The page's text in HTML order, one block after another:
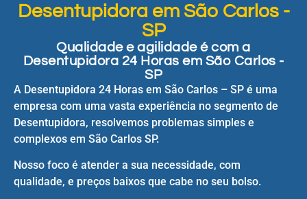
Desentupidora em São Carlos -
SP
Qualidade e agilidade é com a
Desentupidora 24 Horas em São Carlos -
SP
A Desentupidora 24 Horas em São Carlos – SP é uma
empresa com uma vasta experiência no segmento de
Desentupidora, resolvemos problemas simples e
complexos em São Carlos SP.
Nosso foco é atender a sua necessidade, com
qualidade, e preços baixos que cabe no seu bolso.